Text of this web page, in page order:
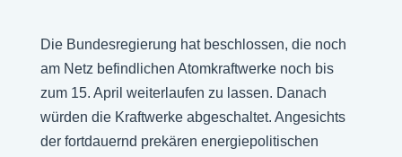
Die Bundesregierung hat beschlossen, die noch
am Netz befindlichen Atomkraftwerke noch bis
zum 15. April weiterlaufen zu lassen. Danach
würden die Kraftwerke abgeschaltet. Angesichts
der fortdauernd prekären energiepolitischen